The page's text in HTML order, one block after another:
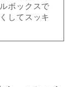
ボックスで
してスッキ